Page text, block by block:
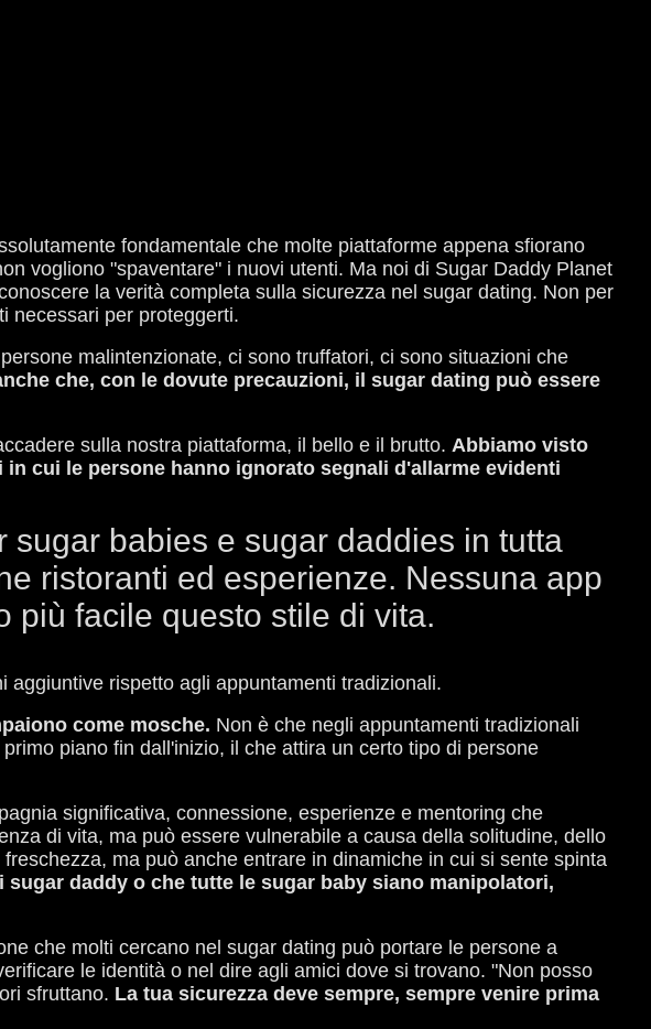
fondamentale che molte piattaforme appena sfiorano
vogliono "spaventare" i nuovi utenti. Ma noi di Sugar Daddy Planet
la verità completa sulla sicurezza nel sugar dating. Non per
necessari per proteggerti.
malintenzionate, ci sono truffatori, ci sono situazioni che
che, con le dovute precauzioni, il sugar dating può essere
sulla nostra piattaforma, il bello e il brutto. Abbiamo visto
cui le persone hanno ignorato segnali d'allarme evidenti
babies e sugar daddies in tutta
ristoranti ed esperienze. Nessuna app
più facile questo stile di vita.
rispetto agli appuntamenti tradizionali.
come mosche. Non è che negli appuntamenti tradizionali
piano fin dall'inizio, il che attira un certo tipo di persone
significativa, connessione, esperienze e mentoring che
di vita, ma può essere vulnerabile a causa della solitudine, dello
ma può anche entrare in dinamiche in cui si sente spinta
daddy o che tutte le sugar baby siano manipolatori,
che molti cercano nel sugar dating può portare le persone a
le identità o nel dire agli amici dove si trovano. "Non posso
sfruttano. La tua sicurezza deve sempre, sempre venire prima